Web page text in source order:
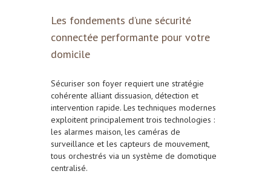
Les fondements d’une sécurité
connectée performante pour votre
domicile
Sécuriser son foyer requiert une stratégie
cohérente alliant dissuasion, détection et
intervention rapide. Les techniques modernes
exploitent principalement trois technologies :
les alarmes maison, les caméras de
surveillance et les capteurs de mouvement,
tous orchestrés via un système de domotique
centralisé.